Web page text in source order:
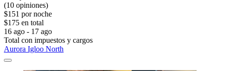
(10 opiniones)
$151 por noche
$175 en total
16 ago - 17 ago
Total con impuestos y cargos
Aurora Igloo North